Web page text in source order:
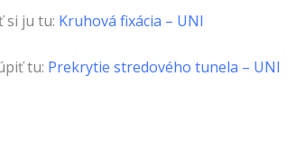
si ju tu: Kruhová fixácia – UNI
tu: Prekrytie stredového tunela – UNI